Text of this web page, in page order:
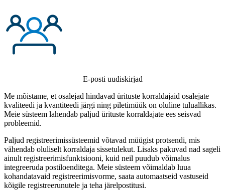
E-posti uudiskirjad
Me mõistame, et osalejad hindavad ürituste korraldajaid osalejate
kvaliteedi ja kvantiteedi järgi ning piletimüük on oluline tuluallikas.
Meie süsteem lahendab paljud ürituste korraldajate ees seisvad
probleemid.
Paljud registreerimissüsteemid võtavad müügist protsendi, mis
vähendab oluliselt korraldaja sissetulekut. Lisaks pakuvad nad sageli
ainult registreerimisfunktsiooni, kuid neil puudub võimalus
integreeruda postiloenditega. Meie süsteem võimaldab luua
kohandatavaid registreerimisvorme, saata automaatseid vastuseid
kõigile registreerunutele ja teha järelpostitusi.